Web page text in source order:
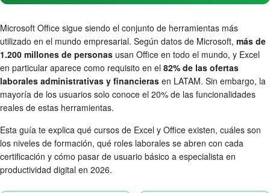
Microsoft Office sigue siendo el conjunto de herramientas más
utilizado en el mundo empresarial. Según datos de Microsoft, más de
1.200 millones de personas usan Office en todo el mundo, y Excel
en particular aparece como requisito en el 82% de las ofertas
laborales administrativas y financieras en LATAM. Sin embargo, la
mayoría de los usuarios solo conoce el 20% de las funcionalidades
reales de estas herramientas.
Esta guía te explica qué cursos de Excel y Office existen, cuáles son
los niveles de formación, qué roles laborales se abren con cada
certificación y cómo pasar de usuario básico a especialista en
productividad digital en 2026.